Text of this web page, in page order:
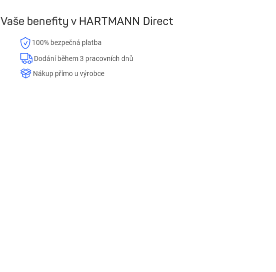
Vaše benefity v HARTMANN Direct
100% bezpečná platba
Dodání během 3 pracovních dnů
Nákup přímo u výrobce